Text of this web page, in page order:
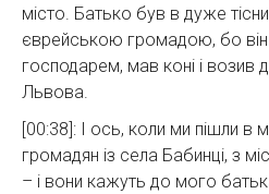
місто. Батько був в дуже
єврейською громадою, бо
господарем, мав коні і возив
Львова.
[00:38]: І ось, коли ми пішли в
громадян із села Бабинці, з
– і вони кажуть до мого